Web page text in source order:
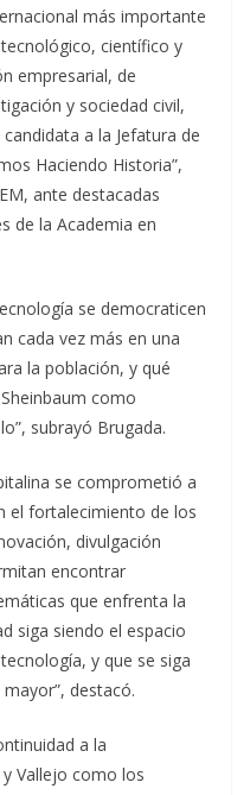
más importante
científico y
empresarial, de
y sociedad civil,
a la Jefatura de
Haciendo Historia”,
ante destacadas
de la Academia en
se democraticen
cada vez más en una
la población, y qué
como
subrayó Brugada.
se comprometió a
el fortalecimiento de los
divulgación
encontrar
que enfrenta la
siga siendo el espacio
y que se siga
destacó.
a la
Vallejo como los